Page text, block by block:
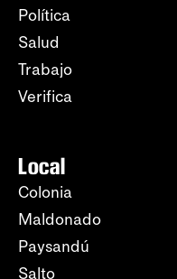
Política
Salud
Trabajo
Verifica
Local
Colonia
Maldonado
Paysandú
Salto